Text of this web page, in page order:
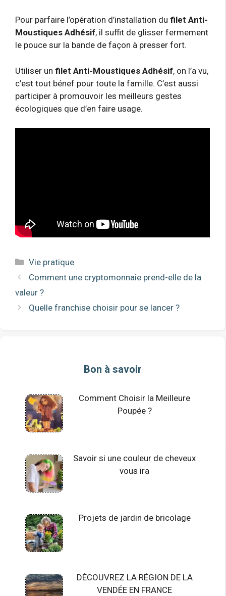
Pour parfaire l’opération d’installation du filet Anti-
Moustiques Adhésif, il suffit de glisser fermement
le pouce sur la bande de façon à presser fort.
Utiliser un filet Anti-Moustiques Adhésif, on l’a vu,
c’est tout bénef pour toute la famille. C’est aussi
participer à promouvoir les meilleurs gestes
écologiques que d’en faire usage.
Catégories
Vie pratique
Comment une cryptomonnaie prend-elle de la
valeur ?
Quelle franchise choisir pour se lancer ?
Bon à savoir
Comment Choisir la Meilleure
Poupée ?
Savoir si une couleur de cheveux
vous ira
Projets de jardin de bricolage
DÉCOUVREZ LA RÉGION DE LA
VENDÉE EN FRANCE